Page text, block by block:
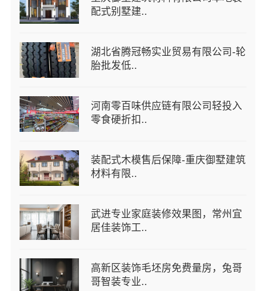
配式别墅建..
湖北省腾冠畅实业贸易有限公司-轮
胎批发低..
河南零百味供应链有限公司轻投入
零食硬折扣..
装配式木模售后保障-重庆御墅建筑
材料有限..
武进专业家庭装修效果图，常州宜
居佳装饰工..
高新区装饰毛坯房免费量房，兔哥
哥智装专业..